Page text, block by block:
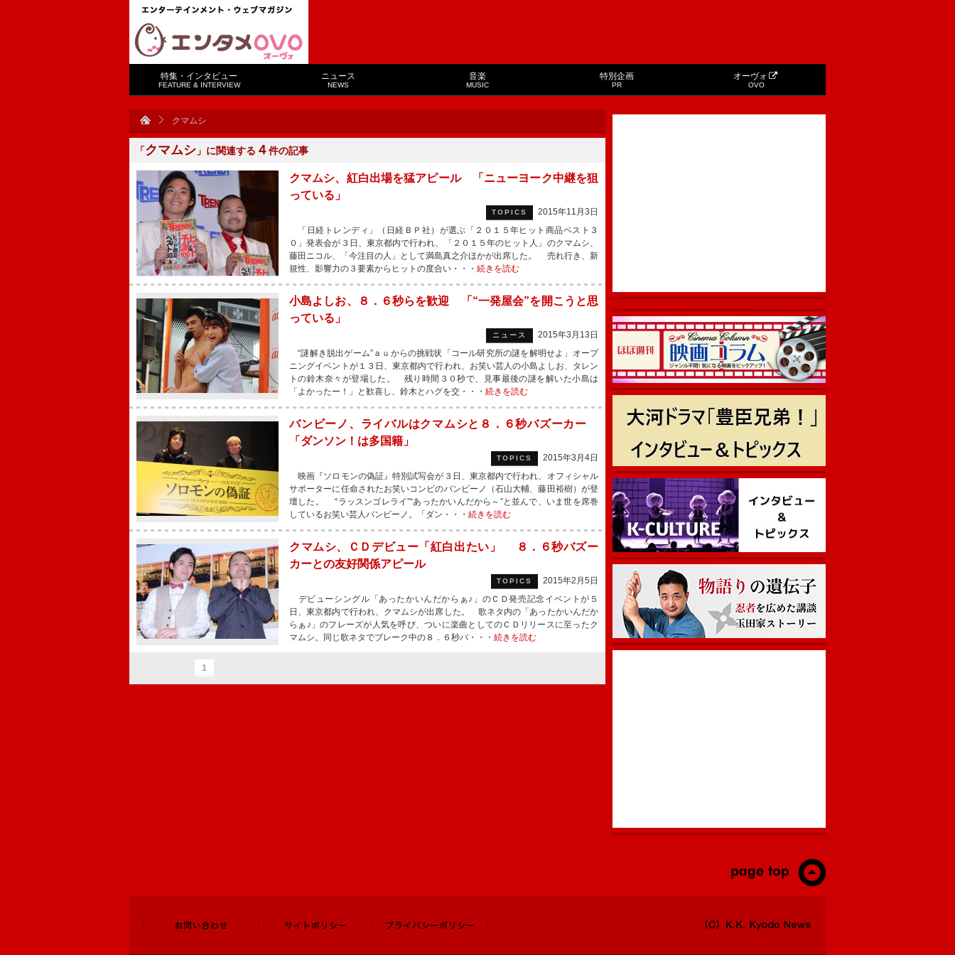
特集・インタビュー
FEATURE & INTERVIEW
ニュース
NEWS
音楽
MUSIC
特別企画
PR
オーヴォ
OVO
クマムシ
「クマムシ 」に関連する ４件の記事
クマムシ、紅白出場を猛アピール 「ニューヨーク中継を狙
っている」
TOPICS
2015年11月3日
「日経トレンディ」（日経ＢＰ社）が選ぶ「２０１５年ヒット商品ベスト３
０」発表会が３日、東京都内で行われ、「２０１５年のヒット人」のクマムシ、
藤田ニコル、「今注目の人」として満島真之介ほかが出席した。 売れ行き、新
規性、影響力の３要素からヒットの度合い・・・ 続きを読む
小島よしお、８．６秒らを歓迎 「“一発屋会”を開こうと思
っている」
ニュース
2015年3月13日
“謎解き脱出ゲーム”ａｕからの挑戦状「コール研究所の謎を解明せよ」オープ
ニングイベントが１３日、東京都内で行われ、お笑い芸人の小島よしお、タレン
トの鈴木奈々が登場した。 残り時間３０秒で、見事最後の謎を解いた小島は
「よかったー！」と歓喜し、鈴木とハグを交・・・ 続きを読む
バンビーノ、ライバルはクマムシと８．６秒バズーカー
「ダンソン！は多国籍」
TOPICS
2015年3月4日
映画『ソロモンの偽証』特別試写会が３日、東京都内で行われ、オフィシャル
サポーターに任命されたお笑いコンビのバンビーノ（石山大輔、藤田裕樹）が登
壇した。 “ラッスンゴレライ”“あったかいんだから～”と並んで、いま世を席巻
しているお笑い芸人バンビーノ。「ダン・・・ 続きを読む
クマムシ、ＣＤデビュー「紅白出たい」 ８．６秒バズー
カーとの友好関係アピール
TOPICS
2015年2月5日
デビューシングル「あったかいんだからぁ♪」のＣＤ発売記念イベントが５
日、東京都内で行われ、クマムシが出席した。 歌ネタ内の「あったかいんだか
らぁ♪」のフレーズが人気を呼び、ついに楽曲としてのＣＤリリースに至ったク
マムシ。同じ歌ネタでブレーク中の８．６秒バ・・・ 続きを読む
1